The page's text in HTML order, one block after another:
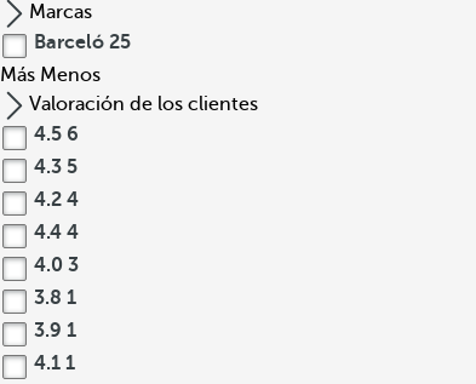
Marcas
Barceló 25
Más Menos
Valoración de los clientes
4.5 6
4.3 5
4.2 4
4.4 4
4.0 3
3.8 1
3.9 1
4.1 1